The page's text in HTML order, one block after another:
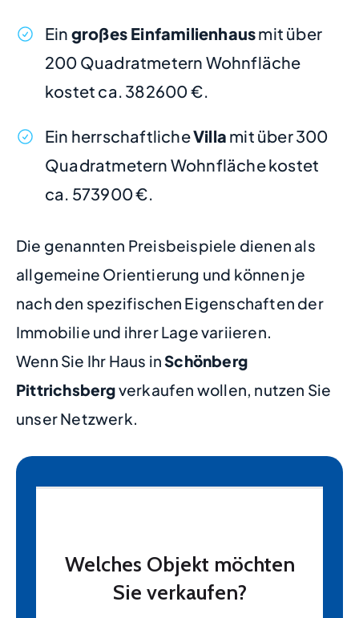
Ein großes Einfamilienhausmit über
200 Quadratmetern Wohnfläche
kostet ca. 382600 €.
Ein herrschaftlicheVilla mit über 300
Quadratmetern Wohnfläche kostet
ca. 573900 €.
Die genannten Preisbeispiele dienen als
allgemeine Orientierung und können je
nach den spezifischen Eigenschaften der
Immobilie und ihrer Lage variieren.
Wenn Sie Ihr Haus inSchönberg
Pittrichsbergverkaufen wollen, nutzen Sie
unser Netzwerk.